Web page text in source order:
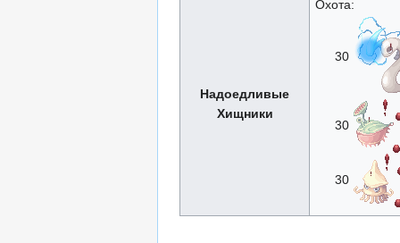
Надоедливые
Хищники
Охота:
30
30
30